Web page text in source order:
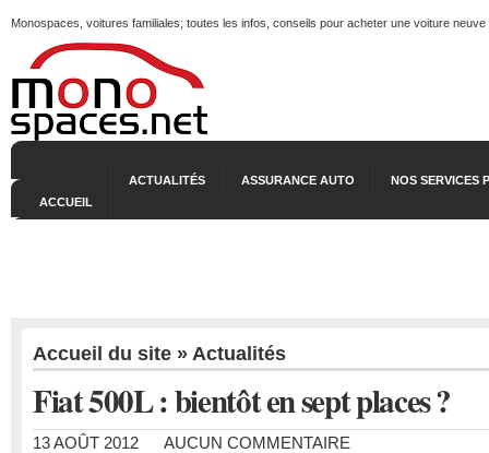
Monospaces, voitures familiales; toutes les infos, conseils pour acheter une voiture
ACCUEIL
ACTUALITÉS ASSURANCE AUTO NOS SERVICES
Accueil du site » Actualités
Fiat 500L : bientôt en sept places ?
13 AOÛT 2012 AUCUN COMMENTAIRE